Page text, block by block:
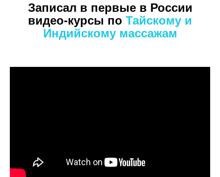
Записал в первые в России
видео-курсы по Тайскому и
Индийскому массажам